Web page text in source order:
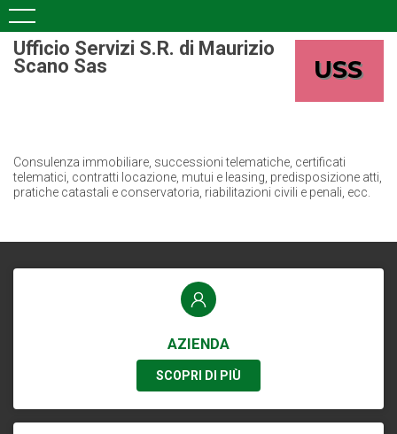
Ufficio Servizi S.R. di Maurizio
Scano Sas
Consulenza immobiliare, successioni telematiche, certificati
telematici, contratti locazione, mutui e leasing, predisposizione atti,
pratiche catastali e conservatoria, riabilitazioni civili e penali, ecc.
AZIENDA
SCOPRI DI PIÙ